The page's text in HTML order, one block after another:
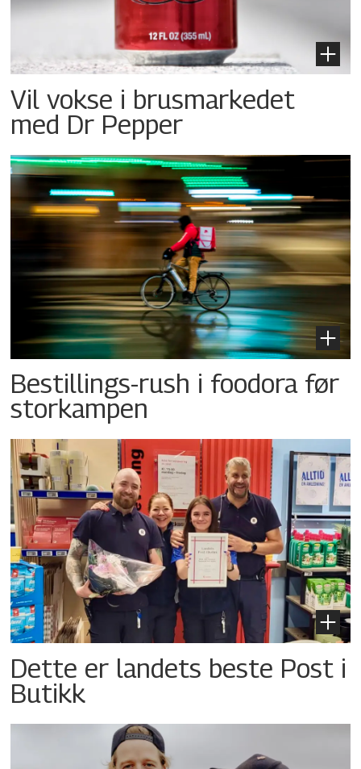
Vil vokse i brusmarkedet
med Dr Pepper
Bestillings-rush i foodora før
storkampen
Dette er landets beste Post i
Butikk